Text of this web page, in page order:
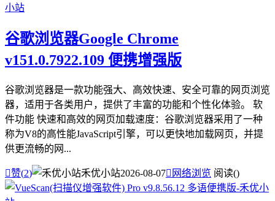
谷歌浏览器Google Chrome
v151.0.7922.109 便携增强版
谷歌浏览器是一款功能强大、高效快速、安全可靠的网页浏览
器，适用于各类用户，提供了丰富的功能和个性化体验。 软
件功能 快速和高效的网页加载速度：谷歌浏览器采用了一种
称为V8的高性能JavaScript引擎，可以更快地加载网页，并提
供更流畅的网...
赞(2) 禾优小站2026-08-07 网络浏览 阅读()